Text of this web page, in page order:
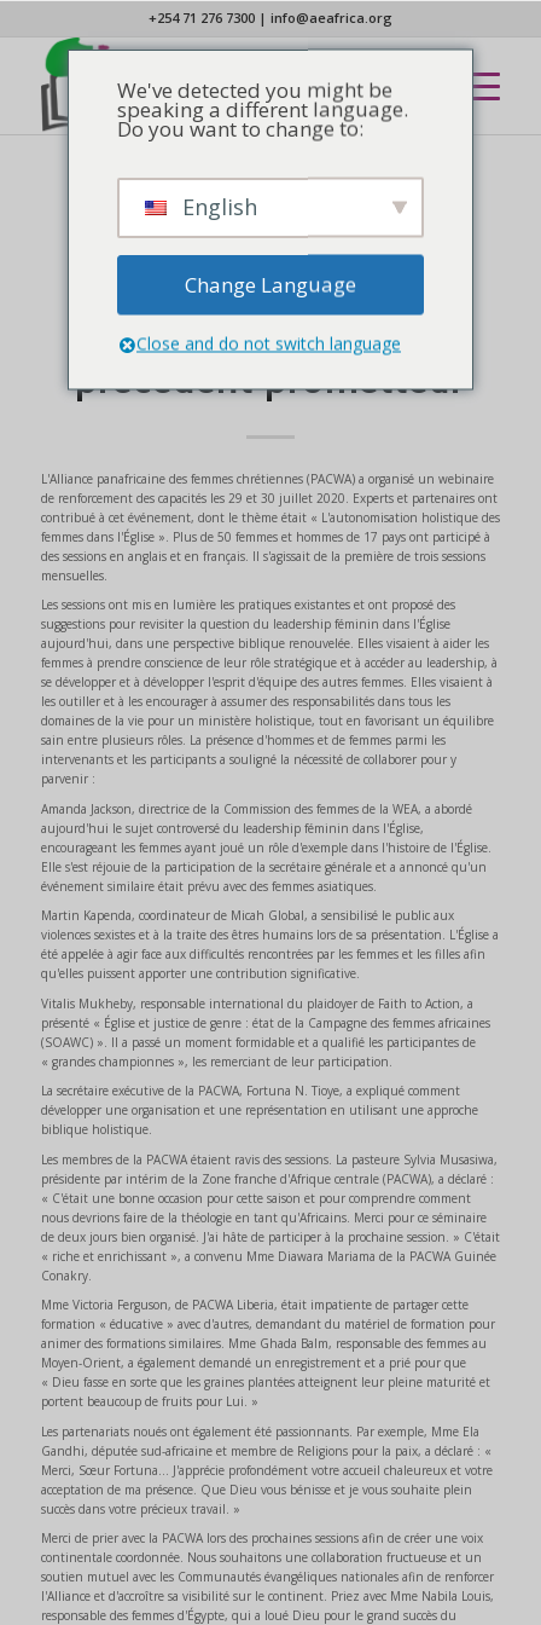
+254 71 276 7300| info@aeafrica.org
AFROSCOPE
Un webinaire sur
l'autonomisation des
femmes crée un
précédent prometteur
L'Alliance panafricaine des femmes chrétiennes (PACWA) a organisé un webinaire
de renforcement des capacités les 29 et 30 juillet 2020. Experts et partenaires ont
contribué à cet événement, dont le thème était « L'autonomisation holistique des
femmes dans l'Église ». Plus de 50 femmes et hommes de 17 pays ont participé à
des sessions en anglais et en français. Il s'agissait de la première de trois sessions
mensuelles.
Les sessions ont mis en lumière les pratiques existantes et ont proposé des
suggestions pour revisiter la question du leadership féminin dans l'Église
aujourd'hui, dans une perspective biblique renouvelée. Elles visaient à aider les
femmes à prendre conscience de leur rôle stratégique et à accéder au leadership, à
se développer et à développer l'esprit d'équipe des autres femmes. Elles visaient à
les outiller et à les encourager à assumer des responsabilités dans tous les
domaines de la vie pour un ministère holistique, tout en favorisant un équilibre
sain entre plusieurs rôles. La présence d'hommes et de femmes parmi les
intervenants et les participants a souligné la nécessité de collaborer pour y
parvenir :
Amanda Jackson, directrice de la Commission des femmes de la WEA, a abordé
aujourd'hui le sujet controversé du leadership féminin dans l'Église,
encourageant les femmes ayant joué un rôle d'exemple dans l'histoire de l'Église.
Elle s'est réjouie de la participation de la secrétaire générale et a annoncé qu'un
événement similaire était prévu avec des femmes asiatiques.
Martin Kapenda, coordinateur de Micah Global, a sensibilisé le public aux
violences sexistes et à la traite des êtres humains lors de sa présentation. L'Église a
été appelée à agir face aux difficultés rencontrées par les femmes et les filles afin
qu'elles puissent apporter une contribution significative.
Vitalis Mukheby, responsable international du plaidoyer de Faith to Action, a
présenté « Église et justice de genre : état de la Campagne des femmes africaines
(SOAWC) ». Il a passé un moment formidable et a qualifié les participantes de
« grandes championnes », les remerciant de leur participation.
La secrétaire exécutive de la PACWA, Fortuna N. Tioye, a expliqué comment
développer une organisation et une représentation en utilisant une approche
biblique holistique.
Les membres de la PACWA étaient ravis des sessions. La pasteure Sylvia Musasiwa,
présidente par intérim de la Zone franche d'Afrique centrale (PACWA), a déclaré :
« C'était une bonne occasion pour cette saison et pour comprendre comment
nous devrions faire de la théologie en tant qu'Africains. Merci pour ce séminaire
de deux jours bien organisé. J'ai hâte de participer à la prochaine session. » C'était
« riche et enrichissant », a convenu Mme Diawara Mariama de la PACWA Guinée
Conakry.
Mme Victoria Ferguson, de PACWA Liberia, était impatiente de partager cette
formation « éducative » avec d'autres, demandant du matériel de formation pour
animer des formations similaires. Mme Ghada Balm, responsable des femmes au
Moyen-Orient, a également demandé un enregistrement et a prié pour que
« Dieu fasse en sorte que les graines plantées atteignent leur pleine maturité et
portent beaucoup de fruits pour Lui. »
Les partenariats noués ont également été passionnants. Par exemple, Mme Ela
Gandhi, députée sud-africaine et membre de Religions pour la paix, a déclaré : «
Merci, Sœur Fortuna… J'apprécie profondément votre accueil chaleureux et votre
acceptation de ma présence. Que Dieu vous bénisse et je vous souhaite plein
succès dans votre précieux travail. »
Merci de prier avec la PACWA lors des prochaines sessions afin de créer une voix
continentale coordonnée. Nous souhaitons une collaboration fructueuse et un
soutien mutuel avec les Communautés évangéliques nationales afin de renforcer
l'Alliance et d'accroître sa visibilité sur le continent. Priez avec Mme Nabila Louis,
responsable des femmes d'Égypte, qui a loué Dieu pour le grand succès du
We've detected you might be
speaking a different language.
Do you want to change to:
English
Change Language
Close and do not switch language